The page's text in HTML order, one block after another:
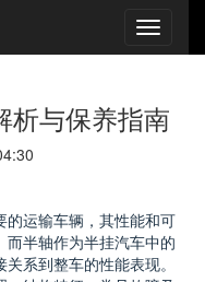
析与保养指南
的运输车辆，其性能和可
半轴作为半挂汽车中的
系到整车的性能表现。